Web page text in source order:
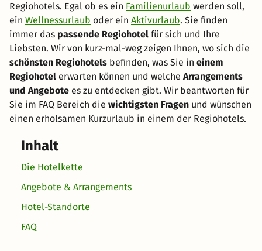
Regiohotels. Egal ob es ein Familienurlaub werden soll,
ein Wellnessurlaub oder ein Aktivurlaub. Sie finden
immer das passende Regiohotel für sich und Ihre
Liebsten. Wir von kurz-mal-weg zeigen Ihnen, wo sich die
schönsten Regiohotels befinden, was Sie in einem
Regiohotel erwarten können und welche Arrangements
und Angebote es zu entdecken gibt. Wir beantworten für
Sie im FAQ Bereich die wichtigsten Fragen und wünschen
einen erholsamen Kurzurlaub in einem der Regiohotels.
Inhalt
Die Hotelkette
Angebote & Arrangements
Hotel-Standorte
FAQ